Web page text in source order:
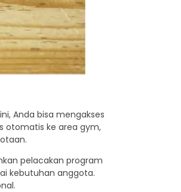
Anda bisa mengakses
otomatis ke area gym,
pelacakan program
kebutuhan anggota.